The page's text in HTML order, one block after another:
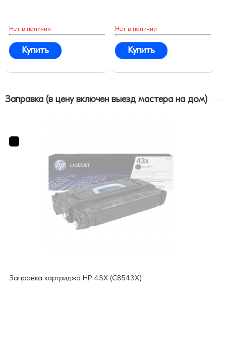
Нет в наличии
Купить
Нет в наличии
Купить
Заправка (в цену включен выезд мастера на дом)
Заправка картриджа HP 43X (C8543Х)